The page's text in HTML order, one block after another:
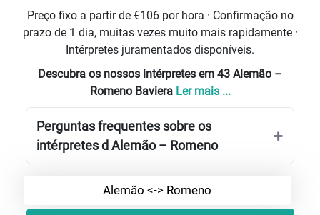
Preço fixo a partir de €106 por hora · Confirmação no
prazo de 1 dia, muitas vezes muito mais rapidamente ·
Intérpretes juramentados disponíveis.
Descubra os nossos intérpretes em 43 Alemão –
Romeno Baviera Ler mais ...
Perguntas frequentes sobre os
intérpretes d Alemão – Romeno
Alemão <-> Romeno